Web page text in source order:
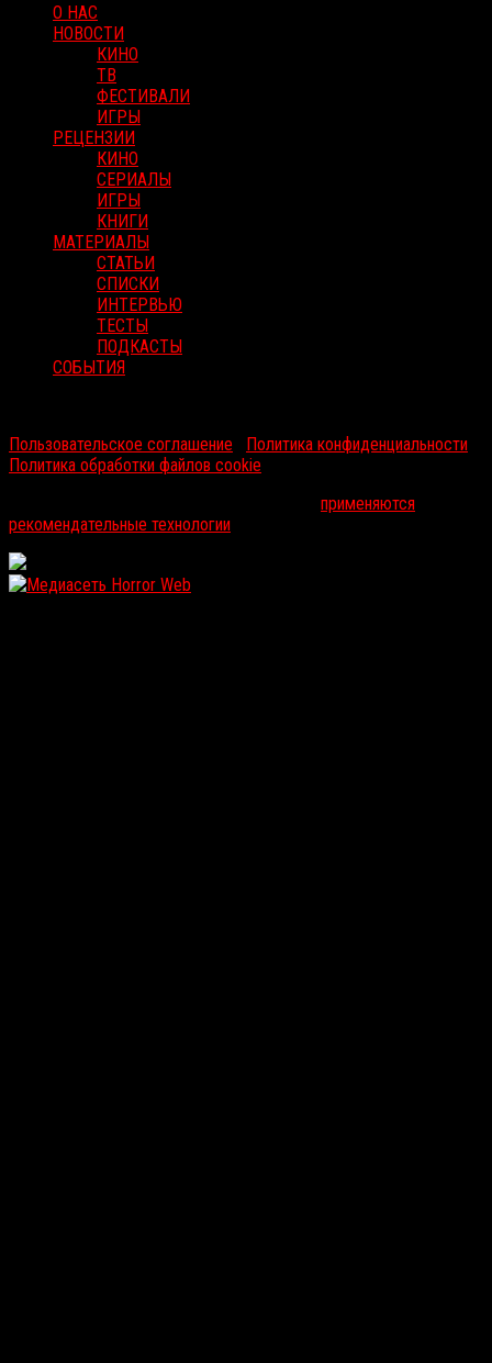
О НАС
НОВОСТИ
КИНО
ТВ
ФЕСТИВАЛИ
ИГРЫ
РЕЦЕНЗИИ
КИНО
СЕРИАЛЫ
ИГРЫ
КНИГИ
МАТЕРИАЛЫ
СТАТЬИ
СПИСКИ
ИНТЕРВЬЮ
ТЕСТЫ
ПОДКАСТЫ
СОБЫТИЯ
Пользовательское соглашение
Политика конфиденциальности
Политика обработки файлов cookie
применяются
рекомендательные технологии